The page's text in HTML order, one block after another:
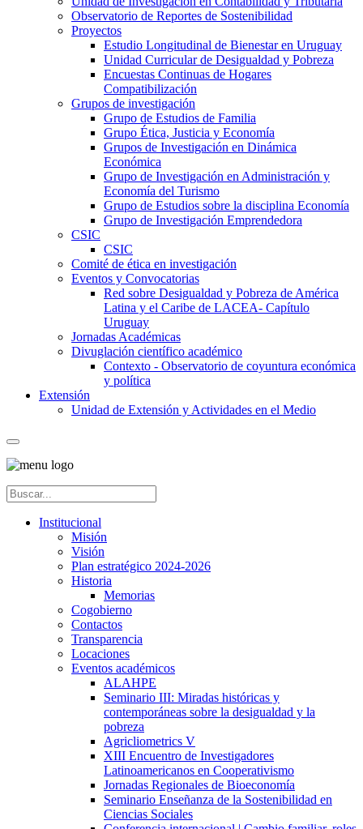
Observatorio de Reportes de Sostenibilidad
Proyectos
Estudio Longitudinal de Bienestar en Uruguay
Unidad Curricular de Desigualdad y Pobreza
Encuestas Continuas de Hogares
Compatibilización
Grupos de investigación
Grupo de Estudios de Familia
Grupo Ética, Justicia y Economía
Grupos de Investigación en Dinámica
Económica
Grupo de Investigación en Administración y
Economía del Turismo
Grupo de Estudios sobre la disciplina Economía
Grupo de Investigación Emprendedora
CSIC
CSIC
Comité de ética en investigación
Eventos y Convocatorias
Red sobre Desigualdad y Pobreza de América
Latina y el Caribe de LACEA- Capítulo
Uruguay
Jornadas Académicas
Divuglación científico académico
Contexto - Observatorio de coyuntura económica
y política
Extensión
Unidad de Extensión y Actividades en el Medio
Institucional
Misión
Visión
Plan estratégico 2024-2026
Historia
Memorias
Cogobierno
Contactos
Transparencia
Locaciones
Eventos académicos
ALAHPE
Seminario III: Miradas históricas y
contemporáneas sobre la desigualdad y la
pobreza
Agricliometrics V
XIII Encuentro de Investigadores
Latinoamericanos en Cooperativismo
Jornadas Regionales de Bioeconomía
Seminario Enseñanza de la Sostenibilidad en
Ciencias Sociales